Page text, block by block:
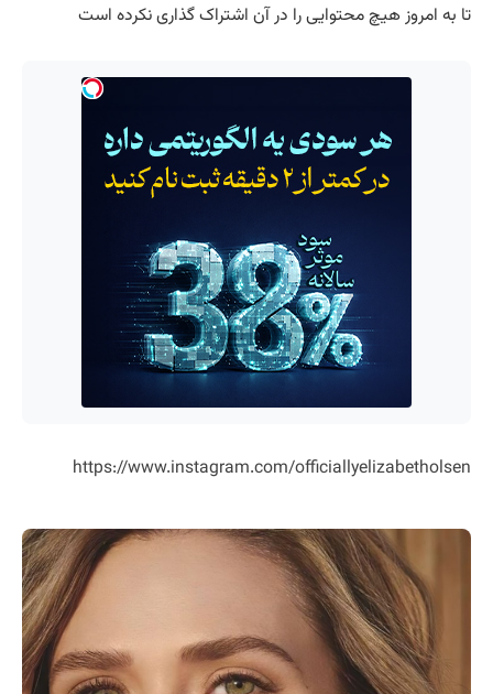
تا به امروز هیچ محتوایی را در آن اشتراک گذاری نکرده است
https://www.instagram.com/officiallyelizabetholsen